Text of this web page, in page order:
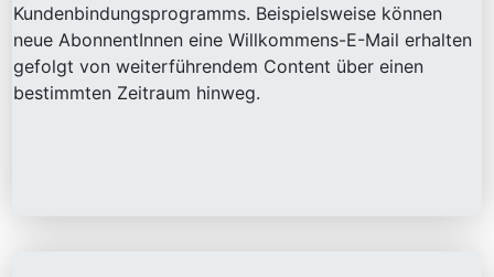
Kundenbindungsprogramms. Beispielsweise können
neue AbonnentInnen eine Willkommens-E-Mail erhalten
gefolgt von weiterführendem Content über einen
bestimmten Zeitraum hinweg.